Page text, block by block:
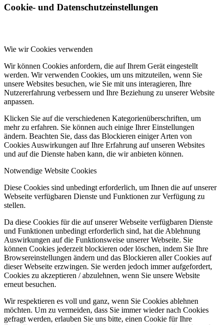
Cookie- und Datenschutzeinstellungen
Wie wir Cookies verwenden
Wir können Cookies anfordern, die auf Ihrem Gerät eingestellt
werden. Wir verwenden Cookies, um uns mitzuteilen, wenn Sie
unsere Websites besuchen, wie Sie mit uns interagieren, Ihre
Nutzererfahrung verbessern und Ihre Beziehung zu unserer Website
anpassen.
Klicken Sie auf die verschiedenen Kategorienüberschriften, um
mehr zu erfahren. Sie können auch einige Ihrer Einstellungen
ändern. Beachten Sie, dass das Blockieren einiger Arten von
Cookies Auswirkungen auf Ihre Erfahrung auf unseren Websites
und auf die Dienste haben kann, die wir anbieten können.
Notwendige Website Cookies
Diese Cookies sind unbedingt erforderlich, um Ihnen die auf unserer
Webseite verfügbaren Dienste und Funktionen zur Verfügung zu
stellen.
Da diese Cookies für die auf unserer Webseite verfügbaren Dienste
und Funktionen unbedingt erforderlich sind, hat die Ablehnung
Auswirkungen auf die Funktionsweise unserer Webseite. Sie
können Cookies jederzeit blockieren oder löschen, indem Sie Ihre
Browsereinstellungen ändern und das Blockieren aller Cookies auf
dieser Webseite erzwingen. Sie werden jedoch immer aufgefordert,
Cookies zu akzeptieren / abzulehnen, wenn Sie unsere Website
erneut besuchen.
Wir respektieren es voll und ganz, wenn Sie Cookies ablehnen
möchten. Um zu vermeiden, dass Sie immer wieder nach Cookies
gefragt werden, erlauben Sie uns bitte, einen Cookie für Ihre